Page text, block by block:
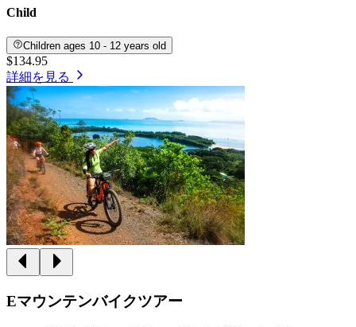
Child
Children ages 10 - 12 years old
$134.95
詳細を見る
Eマウンテンバイクツアー